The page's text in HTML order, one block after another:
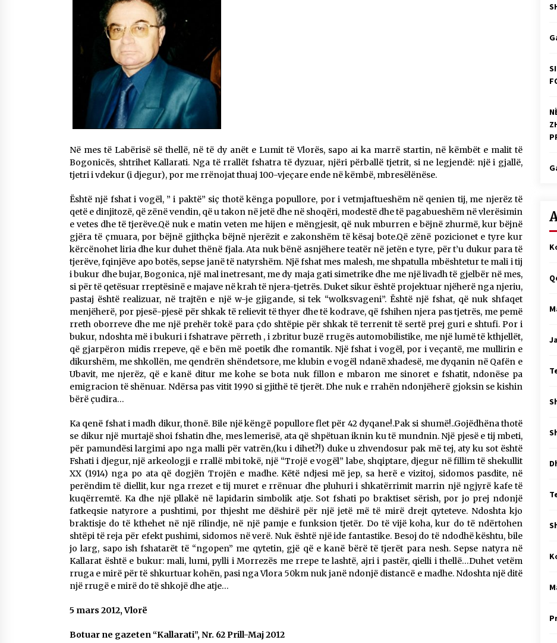
Mbi kockat e martirëve ngrihet
Atdheu
17/10/2025
KALLARATI NË AKSIONET
KOMBËTARE PËR RINDËRTIMIN E
VENDIT – NGA ÇIZE XHAFERAJ
22/09/2025
Në mes të Labërisë së thellë, në të dy anët e Lumit të Vlorës, sapo ai ka marrë startin, në këmbët e malit të
Bogonicës, shtrihet Kallarati. Nga të rrallët fshatra të dyzuar, njëri përballë tjetrit, si ne legjendë: një i gjallë,
tjetri i vdekur (i djegur), por me rrënojat thuaj 100-vjeçare ende në këmbë, mbresëlënëse.
Është një fshat i vogël, ” i paktë” siç thotë kënga popullore, por i vetmjaftueshëm në qenien tij, me njerëz të
qetë e dinjitozë, që zënë vendin, që u takon në jetë dhe në shoqëri, modestë dhe të pagabueshëm në vlerësimin
e vetes dhe të tjerëve.Që nuk e matin veten me hijen e mëngjesit, që nuk mburren e bëjnë zhurmë, kur bëjnë
gjëra të çmuara, por bëjnë gjithçka bëjnë njerëzit e zakonshëm të kësaj bote.Që zënë pozicionet e tyre kur
kërcënohet liria dhe kur duhet thënë fjala. Ata nuk bënë asnjëhere teatër në jetën e tyre, për t’u dukur para të
tjerëve, fqinjëve apo botës, sepse janë të natyrshëm. Një fshat mes malesh, me shpatulla mbështetur te mali i tij
i bukur dhe bujar, Bogonica, një mal inetresant, me dy maja gati simetrike dhe me një livadh të gjelbër në mes,
si për të qetësuar rreptësinë e majave në krah të njera-tjetrës. Duket sikur është projektuar njëherë nga njeriu,
pastaj është realizuar, në trajtën e një w-je gjigande, si tek “wolksvageni”. Është një fshat, që nuk shfaqet
menjëherë, por pjesë-pjesë për shkak të relievit të thyer dhe të kodrave, që fshihen njera pas tjetrës, me pemë
rreth oborreve dhe me një prehër tokë para çdo shtëpie për shkak të terrenit të sertë prej guri e shtufi. Por i
bukur, ndoshta më i bukuri i fshatrave përreth , i zbritur buzë rrugës automobilistike, me një lumë të kthjellët,
që gjarpëron midis rrepeve, që e bën më poetik dhe romantik. Një fshat i vogël, por i veçantë, me mullirin e
dikurshëm, me shkollën, me qendrën shëndetsore, me klubin e vogël ndanë xhadesë, me dyqanin në Qafën e
Ubavit, me njerëz, që e kanë ditur me kohe se bota nuk fillon e mbaron me sinoret e fshatit, ndonëse pa
emigracion të shënuar. Ndërsa pas vitit 1990 si gjithë të tjerët. Dhe nuk e rrahën ndonjëherë gjoksin se kishin
bërë çudira…
Ka qenë fshat i madh dikur, thonë. Bile një këngë popullore flet për 42 dyqane!.Pak si shumë!..Gojëdhëna thotë
se dikur një murtajë shoi fshatin dhe, mes lemerisë, ata që shpëtuan iknin ku të mundnin. Një pjesë e tij mbeti,
për pamundësi largimi apo nga malli për vatrën,(ku i dihet?!) duke u zhvendosur pak më tej, aty ku sot është
Fshati i djegur, një arkeologji e rrallë mbi tokë, një “Trojë e vogël” labe, shqiptare, djegur në fillim të shekullit
XX (1914) nga po ata që dogjën Trojën e madhe. Këtë ndjesi më jep, sa herë e vizitoj, sidomos pasdite, në
perëndim të diellit, kur nga rrezet e tij muret e rrënuar dhe pluhuri i shkatërrimit marrin një ngjyrë kafe të
kuqërremtë. Ka dhe një pllakë në lapidarin simbolik atje. Sot fshati po braktiset sërish, por jo prej ndonjë
fatkeqsie natyrore a pushtimi, por thjesht me dëshirë për një jetë më të mirë drejt qyteteve. Ndoshta kjo
braktisje do të kthehet në një rilindje, në një pamje e funksion tjetër. Do të vijë koha, kur do të ndërtohen
shtëpi të reja për efekt pushimi, sidomos në verë. Nuk është një ide fantastike. Besoj do të ndodhë kështu, bile
jo larg, sapo ish fshatarët të “ngopen” me qytetin, gjë që e kanë bërë të tjerët para nesh. Sepse natyra në
Kallarat është e bukur: mali, lumi, pylli i Morrezës me rrepe te lashtë, ajri i pastër, qielli i thellë…Duhet vetëm
rruga e mirë për të shkurtuar kohën, pasi nga Vlora 50km nuk janë ndonjë distancë e madhe. Ndoshta një ditë
një rrugë e mirë do të shkojë dhe atje…
5 mars 2012, Vlorë
Botuar ne gazeten “Kallarati”, Nr. 62 Prill-Maj 2012